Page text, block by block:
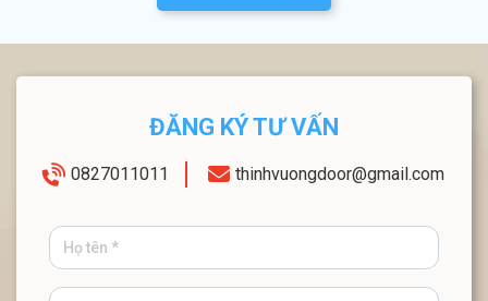
ĐĂNG KÝ TƯ VẤN
0827011011 thinhvuongdoor@gmail.com